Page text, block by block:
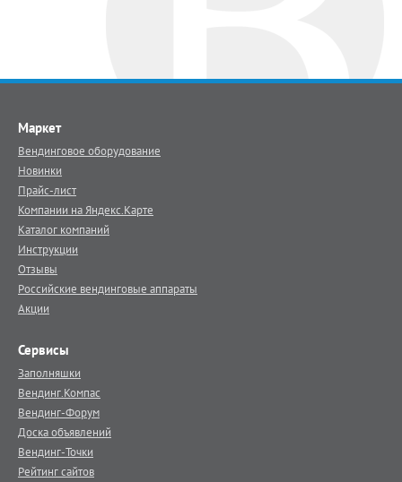
Маркет
Вендинговое оборудование
Новинки
Прайс-лист
Компании на Яндекс.Карте
Каталог компаний
Инструкции
Отзывы
Российские вендинговые аппараты
Акции
Сервисы
Заполняшки
Вендинг.Компас
Вендинг-Форум
Доска объявлений
Вендинг-Точки
Рейтинг сайтов